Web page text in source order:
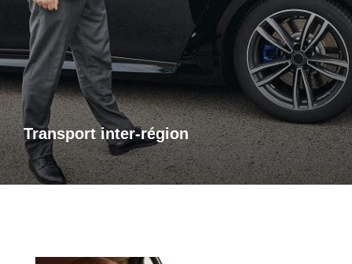
Transport inter-région
Pour vos trajets longue distance, je vous propose un service
de transport inter-régional fiable et confortable. Que ce soit
pour des raisons personnelles ou professionnelles,
bénéficiez d’un accompagnement adapté à vos besoins,
avec des trajets sûrs et sur mesure.